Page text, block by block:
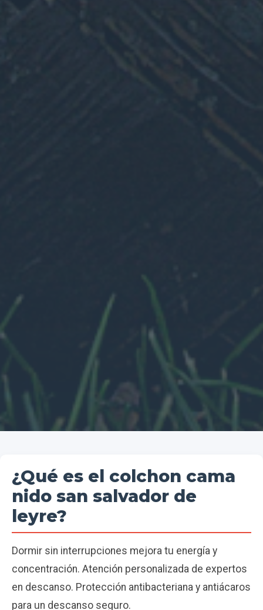
¿Qué es el colchon cama
nido san salvador de
leyre?
Dormir sin interrupciones mejora tu energía y
concentración. Atención personalizada de expertos
en descanso. Protección antibacteriana y antiácaros
para un descanso seguro.